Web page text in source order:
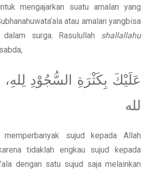
mengajarkan suatu amalan yang
atau amalan yangbisa
dalam surga. Rasulullah shallallahu
عَلَيْكَ بِكَثْرَةِ السُّجُوْدِ
لله
memperbanyak sujud kepada Allah
tidaklah engkau sujud kepada
dengan satu sujud saja melainkan